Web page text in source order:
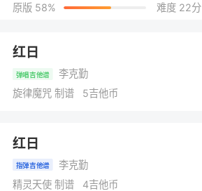
原版 58% 难度 22分
红日
弹唱吉他谱
李克勤
旋律魔咒 制谱 5吉他币
红日
指弹吉他谱
李克勤
精灵天使 制谱 4吉他币